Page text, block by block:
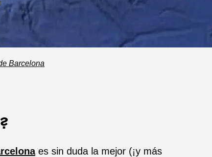
Barcelona
es sin duda la mejor (¡y más